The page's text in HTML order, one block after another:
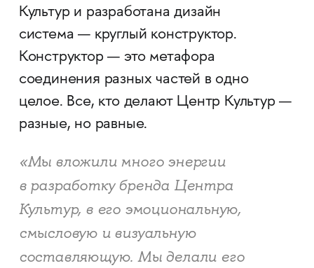
Культур и разработана дизайн
система — круглый конструктор.
Конструктор — это метафора
соединения разных частей в одно
целое. Все, кто делают Центр Культур —
разные, но равные.
«Мы вложили много энергии
в разработку бренда Центра
Культур, в его эмоциональную,
смысловую и визуальную
составляющую. Мы делали его